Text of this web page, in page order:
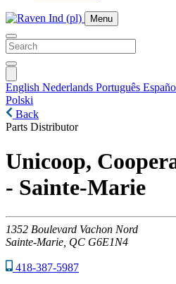
Menu
English Nederlands Português
Polski
Back
Parts Distributor
Unicoop,
- Sainte-Marie
1352 Boulevard Vachon Nord
Sainte-Marie, QC G6E1N4
418-387-5987